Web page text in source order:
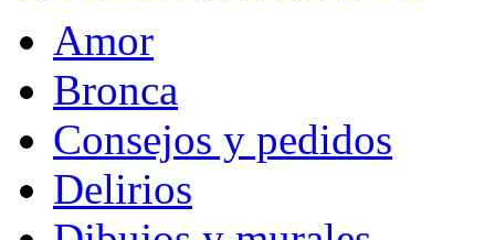
Amor
Bronca
Consejos y pedidos
Delirios